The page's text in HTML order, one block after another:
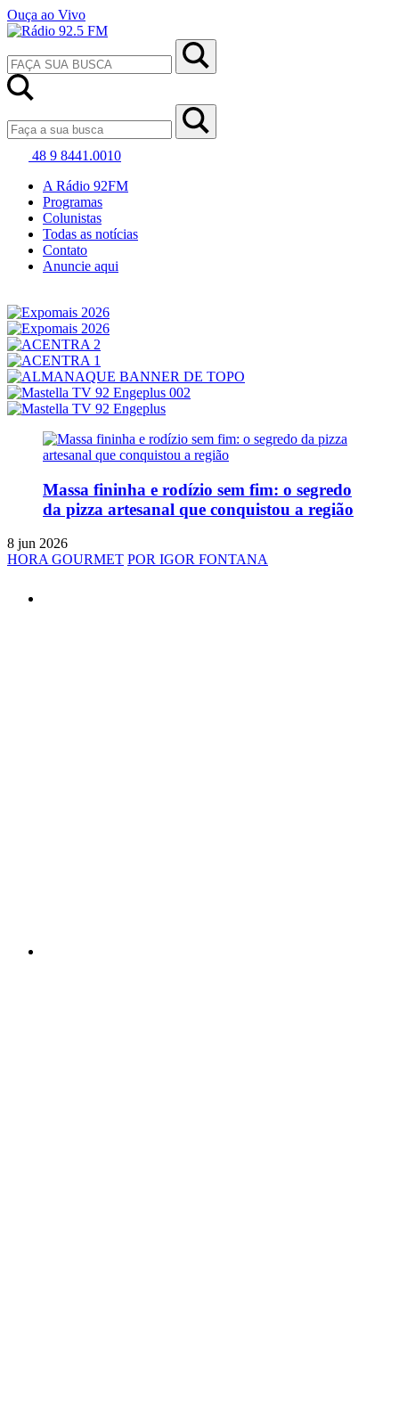
Ouça ao Vivo
48 9 8441.0010
A Rádio 92FM
Programas
Colunistas
Todas as notícias
Contato
Anuncie aqui
Massa fininha e rodízio sem fim: o segredo
da pizza artesanal que conquistou a região
8 jun 2026
HORA GOURMET POR IGOR FONTANA